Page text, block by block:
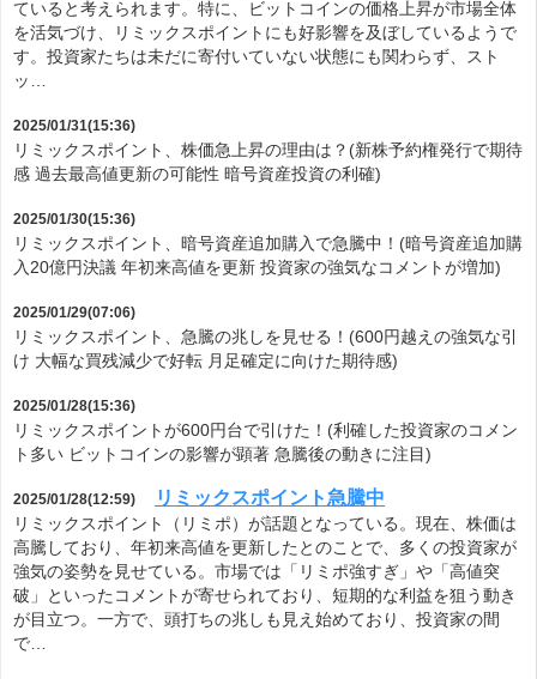
ていると考えられます。特に、ビットコインの価格上昇が市場全体
を活気づけ、リミックスポイントにも好影響を及ぼしているようで
す。投資家たちは未だに寄付いていない状態にも関わらず、スト
ッ…
2025/01/31(15:36)
リミックスポイント、株価急上昇の理由は？(新株予約権発行で期待
感 過去最高値更新の可能性 暗号資産投資の利確)
2025/01/30(15:36)
リミックスポイント、暗号資産追加購入で急騰中！(暗号資産追加購
入20億円決議 年初来高値を更新 投資家の強気なコメントが増加)
2025/01/29(07:06)
リミックスポイント、急騰の兆しを見せる！(600円越えの強気な引
け 大幅な買残減少で好転 月足確定に向けた期待感)
2025/01/28(15:36)
リミックスポイントが600円台で引けた！(利確した投資家のコメン
ト多い ビットコインの影響が顕著 急騰後の動きに注目)
2025/01/28(12:59) リミックスポイント急騰中
リミックスポイント（リミポ）が話題となっている。現在、株価は
高騰しており、年初来高値を更新したとのことで、多くの投資家が
強気の姿勢を見せている。市場では「リミポ強すぎ」や「高値突
破」といったコメントが寄せられており、短期的な利益を狙う動き
が目立つ。一方で、頭打ちの兆しも見え始めており、投資家の間
で…